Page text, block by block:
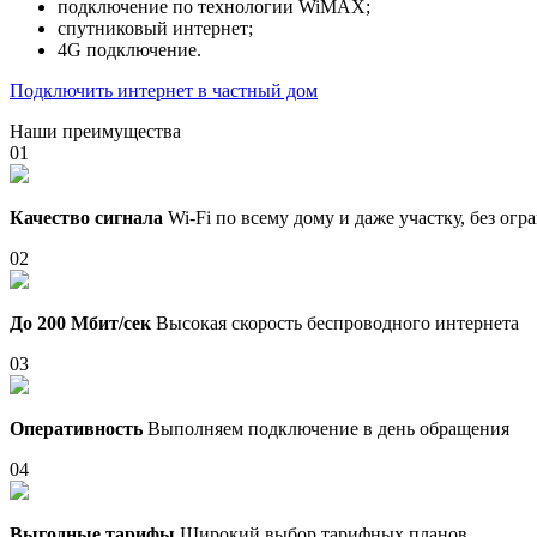
подключение по технологии WiMAX;
спутниковый интернет;
4G подключение.
Подключить интернет в частный дом
Наши преимущества
01
Качество сигнала Wi-Fi по всему дому и даже участку, без
02
До 200 Мбит/сек Высокая скорость беспроводного интернета
03
Оперативность Выполняем подключение в день обращения
04